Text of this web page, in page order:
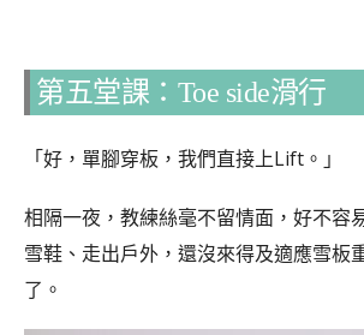
第五堂課：Toe side滑行
「好，單腳穿板，我們直接上Lift。」
相隔一夜，教練絲毫不留情面，好不容
雪鞋、走出戶外，還沒來得及適應雪板
了。